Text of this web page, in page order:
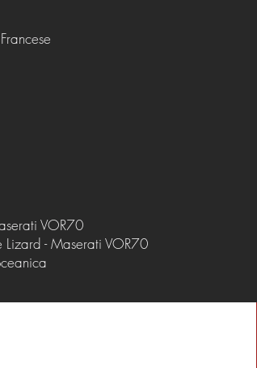
VOR70
- Maserati VOR70